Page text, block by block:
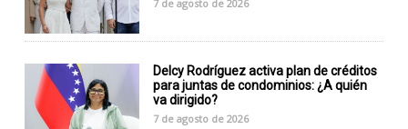
7 de agosto de 2026
Delcy Rodríguez activa plan de créditos
para juntas de condominios: ¿A quién
va dirigido?
7 de agosto de 2026